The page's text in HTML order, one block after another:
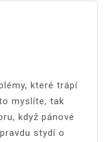
které trápí
myslíte, tak
když pánové
stydí o